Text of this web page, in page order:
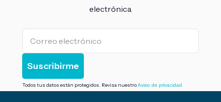
electrónica.
Todos tus datos están protegidos. Revisa nuestroAviso de privacidad